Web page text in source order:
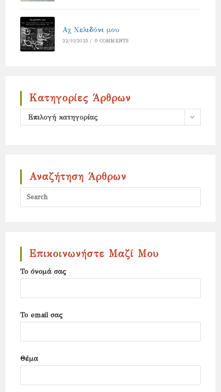
Αχ Χελιδόνι μου
22/10/2025 / 0 COMMENTS
Κατηγορίες Άρθρων
Κατηγορίες
Επιλογή κατηγορίας
Αναζήτηση Άρθρων
Επικοινωνήστε Μαζί Μου
Το όνομά σας
Το email σας
Θέμα